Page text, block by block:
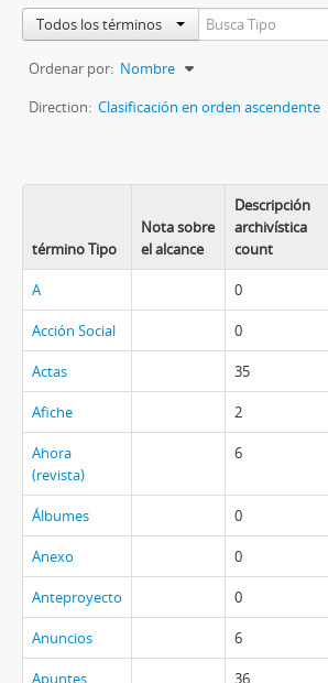
Todos los términos
Ordenar por: Nombre
Direction: Clasificación en orden ascendente
término Tipo
Nota sobre
el alcance
Descripción
archivística
count
A 0
Acción Social 0
Actas 35
Afiche 2
Ahora
(revista)
6
Álbumes 0
Anexo 0
Anteproyecto 0
Anuncios 6
Apuntes 36